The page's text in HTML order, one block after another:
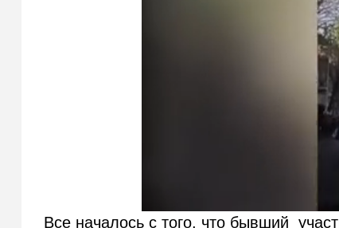
Все началось с того, что бывший